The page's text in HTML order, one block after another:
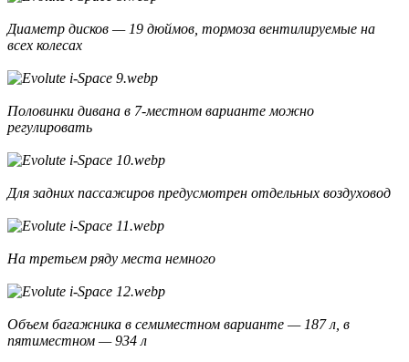
Диаметр дисков — 19 дюймов, тормоза вентилируемые на
всех колесах
Половинки дивана в 7-местном варианте можно
регулировать
Для задних пассажиров предусмотрен отдельных воздуховод
На третьем ряду места немного
Объем багажника в семиместном варианте — 187 л, в
пятиместном — 934 л